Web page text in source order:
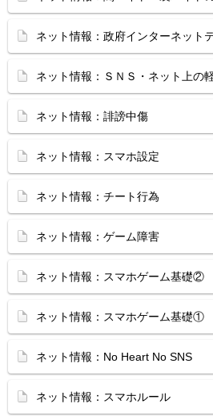
ネット情報：政府インターネット
ネット情報：ＳＮＳ・ネット上の
ネット情報：誹謗中傷
ネット情報：スマホ設定
ネット情報：チート行為
ネット情報：ゲーム障害
ネット情報：スマホゲーム基礎②
ネット情報：スマホゲーム基礎①
ネット情報：No Heart No SNS
ネット情報：スマホルール